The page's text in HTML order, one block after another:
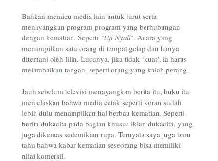
Bahkan memicu media lain untuk turut serta
menayangkan program-program yang berhubungan
dengan kematian. Seperti ‘Uji Nyali‘. Acara yang
menampilkan satu orang di tempat gelap dan hanya
ditemani oleh lilin. Lucunya, jika tidak ‘kuat’, ia harus
melambaikan tangan, seperti orang yang kalah perang.
Jauh sebelum televisi menayangkan berita itu, buku itu
menjelaskan bahwa media cetak seperti koran sudah
lebih dulu menampilkan hal berbau kematian. Seperti
berita dukacita pada bagian khusus iklan dukacita, yang
juga dikemas sedemikian rupa. Ternyata saya juga baru
tahu bahwa kabar kematian seseorang bisa memiliki
nilai komersil.